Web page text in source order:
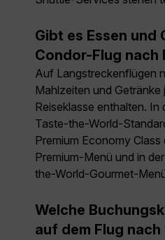
Gibt es Essen und
Condor-Flug nach
Auf Langstreckenflügen
Mahlzeiten und
Reiseklasse enthalten.
Taste-the-World-
Premium Economy
Premium-Menü und in
the-World-Gourmet-
Welche
auf dem Flug